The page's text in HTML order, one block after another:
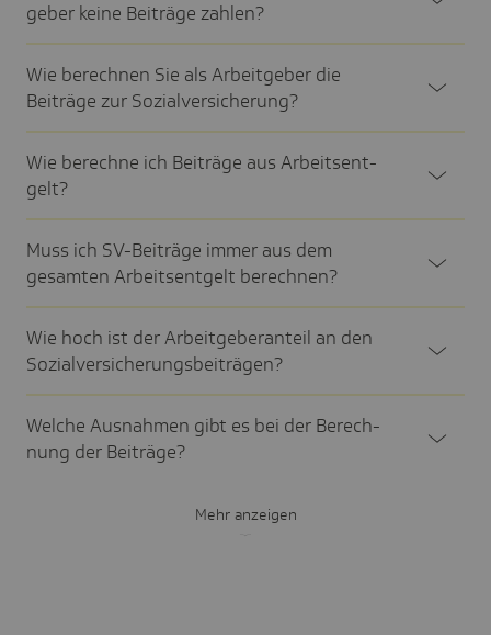
geber keine Beiträge zahlen?
Wie berechnen Sie als Arbeit­geber die
Beiträge zur Sozi­al­ver­si­che­rung?
Wie berechne ich Beiträge aus Arbeits­ent­
gelt?
Muss ich SV-Beiträge immer aus dem
gesamten Arbeits­ent­gelt berech­nen?
Wie hoch ist der Arbeit­ge­ber­an­teil an den
Sozi­al­ver­si­che­rungs­bei­trä­gen?
Welche Ausnahmen gibt es bei der Berech­
nung der Beiträge?
Mehr anzeigen